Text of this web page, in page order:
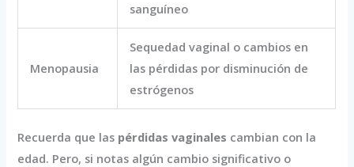
sanguíneo
Menopausia
Sequedad vaginal o cambios en
las pérdidas por disminución de
estrógenos
Recuerda que las pérdidas vaginales cambian con la
edad. Pero, si notas algún cambio significativo o